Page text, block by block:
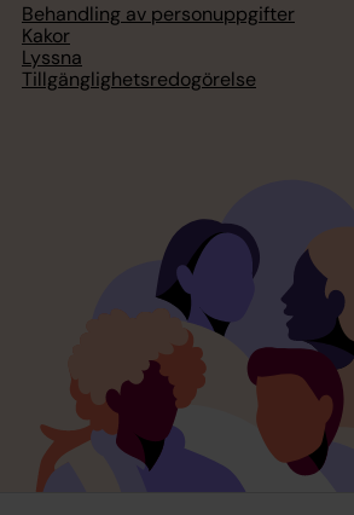
Behandling av personuppgifter
Kakor
Lyssna
Tillgänglighetsredogörelse